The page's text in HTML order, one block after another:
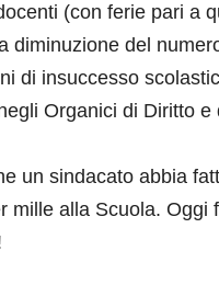
(con ferie pari a
diminuzione del
di insuccesso
Organici di Diritto
un sindacato abbia
mille alla Scuola.